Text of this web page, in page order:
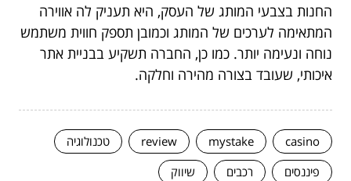
החנות בצבעי המותג של העסק, היא תעניק לה אווירה
המתאימה לערכים של המותג וכמובן תספק חווית משתמש
נוחה ונעימה יותר. כמו כן, החברה תשקיע בבניית אתר
איכותי, שעובד בצורה מהירה וחלקה.
casino
mystake
review
טכנולוגיה
פיננסים
רכבים שיווק